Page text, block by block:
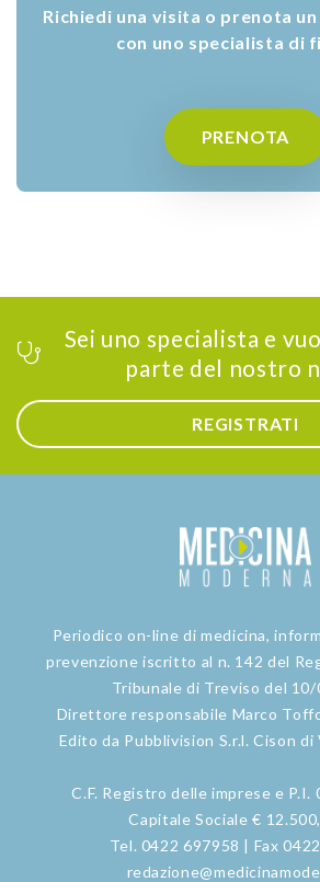
Richiedi una visita o prenota
con uno specialista di
PRENOTA
Sei uno specialista e
parte del nostro
REGISTRATI
Periodico on-line di medicina,
prevenzione iscritto al n. 142 del
Tribunale di Treviso del
Direttore responsabile Marco
Edito da Pubblivision S.r.l. Cison di
C.F. Registro delle imprese e P.I.
Capitale Sociale €
Tel. 0422 697958 | Fax